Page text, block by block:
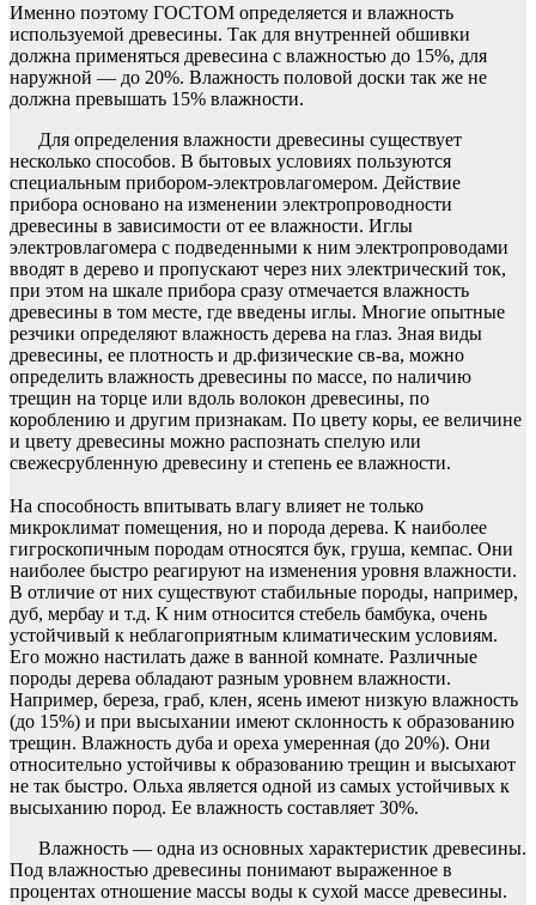
Именно поэтому ГОСТОМ определяется и влажность
используемой древесины. Так для внутренней обшивки
должна применяться древесина с влажностью до 15%, для
наружной — до 20%. Влажность половой доски так же не
должна превышать 15% влажности.
Для определения влажности древесины существует
несколько способов. В бытовых условиях пользуются
специальным прибором-электровлагомером. Действие
прибора основано на изменении электропроводности
древесины в зависимости от ее влажности. Иглы
электровлагомера с подведенными к ним электропроводами
вводят в дерево и пропускают через них электрический ток,
при этом на шкале прибора сразу отмечается влажность
древесины в том месте, где введены иглы. Многие опытные
резчики определяют влажность дерева на глаз. Зная виды
древесины, ее плотность и др.физические св-ва, можно
определить влажность древесины по массе, по наличию
трещин на торце или вдоль волокон древесины, по
короблению и другим признакам. По цвету коры, ее величине
и цвету древесины можно распознать спелую или
свежесрубленную древесину и степень ее влажности.
На способность впитывать влагу влияет не только
микроклимат помещения, но и порода дерева. К наиболее
гигроскопичным породам относятся бук, груша, кемпас. Они
наиболее быстро реагируют на изменения уровня влажности.
В отличие от них существуют стабильные породы, например,
дуб, мербау и т.д. К ним относится стебель бамбука, очень
устойчивый к неблагоприятным климатическим условиям.
Его можно настилать даже в ванной комнате. Различные
породы дерева обладают разным уровнем влажности.
Например, береза, граб, клен, ясень имеют низкую влажность
(до 15%) и при высыхании имеют склонность к образованию
трещин. Влажность дуба и ореха умеренная (до 20%). Они
относительно устойчивы к образованию трещин и высыхают
не так быстро. Ольха является одной из самых устойчивых к
высыханию пород. Ее влажность составляет 30%.
Влажность — одна из основных характеристик древесины.
Под влажностью древесины понимают выраженное в
процентах отношение массы воды к сухой массе древесины.